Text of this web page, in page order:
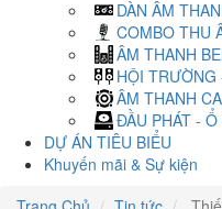
DÀN ÂM
COMBO THU
ÂM THANH
HỘI TRƯỜNG
ÂM THANH
ĐẦU PHÁT - Ổ
DỰ ÁN TIÊU BIỂU
Khuyến mãi & Sự kiện